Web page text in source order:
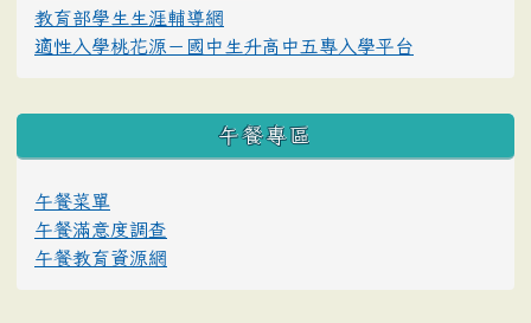
教育部學生生涯輔導網
適性入學桃花源－國中生升高中五專入學平台
午餐專區
午餐菜單
午餐滿意度調查
午餐教育資源網